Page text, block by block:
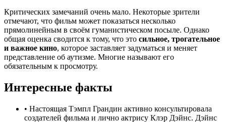
Критических замечаний очень мало. Некоторые зрители
отмечают, что фильм может показаться несколько
прямолинейным в своём гуманистическом посыле. Однако
общая оценка сводится к тому, что это сильное, трогательное
и важное кино, которое заставляет задуматься и меняет
представление об аутизме. Многие называют его
обязательным к просмотру.
Интересные факты
• Настоящая Тэмпл Грандин активно консультировала
создателей фильма и лично актрису Клэр Дэйнс. Дэйнс